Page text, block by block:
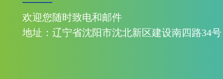
欢迎您随时致电和邮件
地址：辽宁省沈阳市沈北新区建设南四路34号